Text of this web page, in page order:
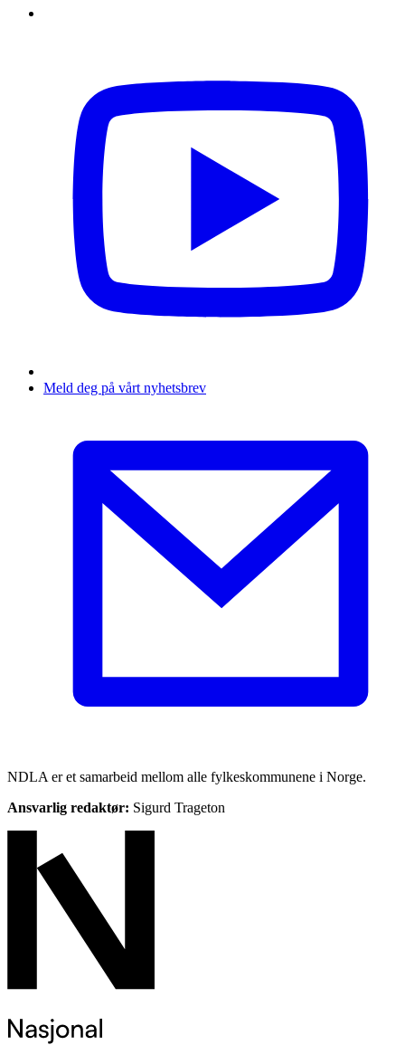
Meld deg på vårt nyhetsbrev
NDLA er et samarbeid mellom alle fylkeskommunene i Norge.
Ansvarlig redaktør: Sigurd Trageton